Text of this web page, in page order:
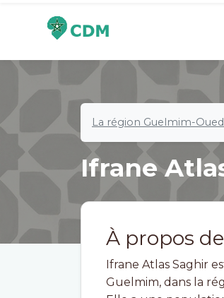
La région Guelmim-
Ifrane
À propos
Ifrane Atlas Saghir
Guelmim, dans la